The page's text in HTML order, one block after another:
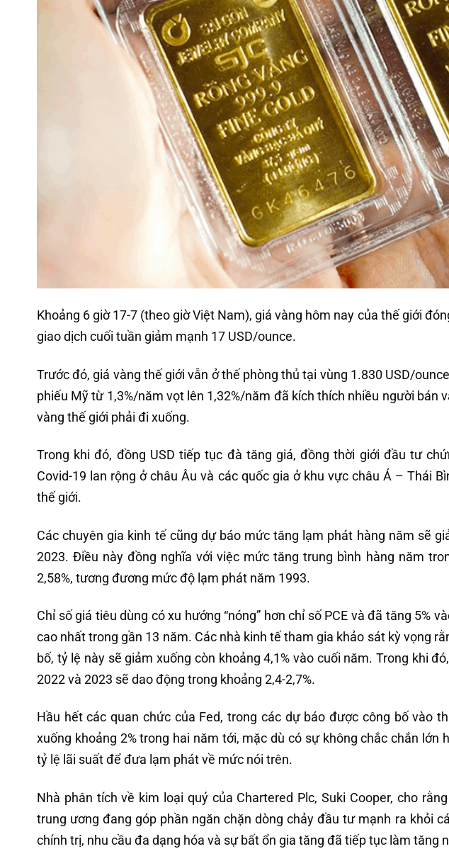
Khoảng 6 giờ 17-7 (theo giờ Việt Nam), giá vàng hôm nay của thế giới
giao dịch cuối tuần giảm mạnh 17 USD/ounce.
Trước đó, giá vàng thế giới vẫn ở thế phòng thủ tại vùng 1.830 USD/
phiếu Mỹ từ 1,3%/năm vọt lên 1,32%/năm đã kích thích nhiều người bán
vàng thế giới phải đi xuống.
Trong khi đó, đồng USD tiếp tục đà tăng giá, đồng thời giới đầu tư
Covid-19 lan rộng ở châu Âu và các quốc gia ở khu vực châu Á – Thái
thế giới.
Các chuyên gia kinh tế cũng dự báo mức tăng lạm phát hàng năm sẽ
2023. Điều này đồng nghĩa với việc mức tăng trung bình hàng năm
2,58%, tương đương mức độ lạm phát năm 1993.
Chỉ số giá tiêu dùng có xu hướng “nóng” hơn chỉ số PCE và đã tăng 5%
cao nhất trong gần 13 năm. Các nhà kinh tế tham gia khảo sát kỳ vọng
bố, tỷ lệ này sẽ giảm xuống còn khoảng 4,1% vào cuối năm. Trong khi
2022 và 2023 sẽ dao động trong khoảng 2,4-2,7%.
Hầu hết các quan chức của Fed, trong các dự báo được công bố vào
xuống khoảng 2% trong hai năm tới, mặc dù có sự không chắc chắn lớn
tỷ lệ lãi suất để đưa lạm phát về mức nói trên.
Nhà phân tích về kim loại quý của Chartered Plc, Suki Cooper, cho
trung ương đang góp phần ngăn chặn dòng chảy đầu tư mạnh ra khỏi
chính trị, nhu cầu đa dạng hóa và sự bất ổn gia tăng đã tiếp tục làm tăng